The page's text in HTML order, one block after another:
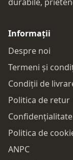
Informații
Despre noi
Termeni și
Condiții de
Politica de retur
Confidențialitate
Politica de
ANPC